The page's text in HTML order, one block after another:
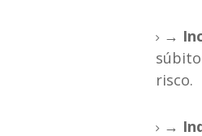
→
risco.
→